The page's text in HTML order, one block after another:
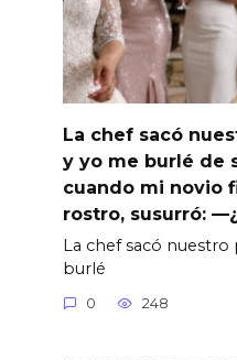
La chef sacó
y yo me burlé de
cuando mi novio
rostro, susurró:
La chef sacó
burlé
0 248